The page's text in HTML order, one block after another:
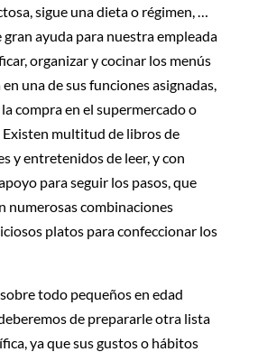
sigue una dieta o régimen, …
gran ayuda para nuestra empleada
organizar y cocinar los menús
una de sus funciones asignadas,
compra en el supermercado o
Existen multitud de libros de
y entretenidos de leer, y con
para seguir los pasos, que
numerosas combinaciones
platos para confeccionar los
todo pequeños en edad
de prepararle otra lista
ya que sus gustos o hábitos